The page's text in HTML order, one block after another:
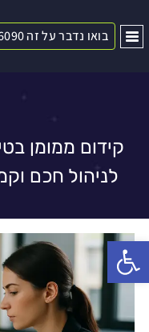
פתח סרגל
בואו נדבר על זה 077-5006090
קידום ממומן
לניהול חכם